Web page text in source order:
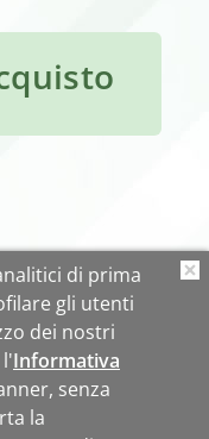
di prima
gli utenti
dei nostri
Informativa
senza
la